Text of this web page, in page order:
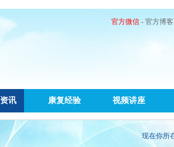
官方微信- 官方博客
讯 康复经验 视频讲座
现在你所